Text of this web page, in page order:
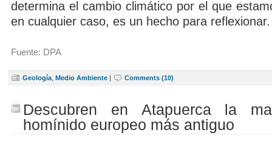
determina el cambio climático por el que
en cualquier caso, es un hecho para reflexionar.
Fuente: DPA
Geología Medio Ambiente | Comments (10)
Descubren en Atapuerca la
homínido europeo más antiguo